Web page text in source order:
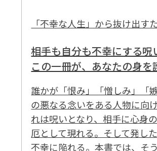
「不幸な人生」から抜け出す
相手も自分も不幸にする
この一冊が、あなたの身を
誰かが「恨み」「憎しみ」「
の悪なる念いをある人物に向
れは呪いとなり、相手に心身
厄として現れる。そして発し
不幸に陥れる。本書では、そ